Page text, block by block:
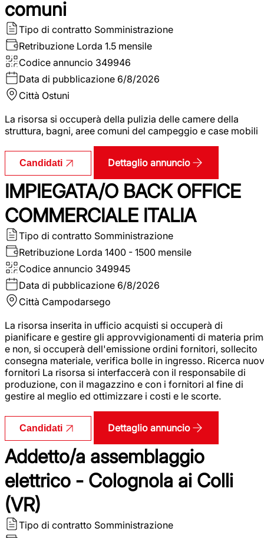
comuni
Tipo di contratto Somministrazione
Retribuzione Lorda 1.5 mensile
Codice annuncio 349946
Data di pubblicazione 6/8/2026
Città Ostuni
La risorsa si occuperà della pulizia delle camere della
struttura, bagni, aree comuni del campeggio e case mobili
Candidati Dettaglio annuncio
IMPIEGATA/O BACK OFFICE
COMMERCIALE ITALIA
Tipo di contratto Somministrazione
Retribuzione Lorda 1400 - 1500 mensile
Codice annuncio 349945
Data di pubblicazione 6/8/2026
Città Campodarsego
La risorsa inserita in ufficio acquisti si occuperà di
pianificare e gestire gli approvvigionamenti di materia
e non, si occuperà dell'emissione ordini fornitori, sollecito
consegna materiale, verifica bolle in ingresso. Ricerca
fornitori La risorsa si interfaccerà con il responsabile di
produzione, con il magazzino e con i fornitori al fine di
gestire al meglio ed ottimizzare i costi e le scorte.
Candidati Dettaglio annuncio
Addetto/a assemblaggio
elettrico - Colognola ai Colli
(VR)
Tipo di contratto Somministrazione